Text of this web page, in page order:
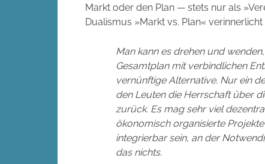
Markt oder den Plan — stets nur als
Dualismus »Markt vs. Plan«
Man kann es drehen und
Gesamtplan mit verbindlichen
vernünftige Alternative. Nur ein
den Leuten die Herrschaft über
zurück. Es mag sehr viel
ökonomisch organisierte
integrierbar sein, an der
das nichts.